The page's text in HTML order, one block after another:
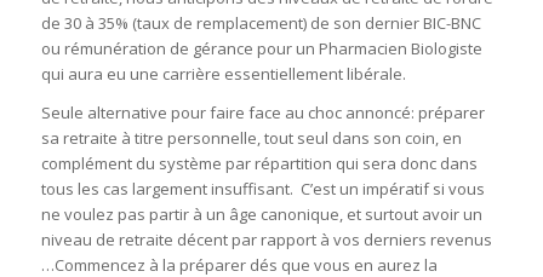
de 30 à 35% (taux de remplacement) de son dernier BIC-BNC
ou rémunération de gérance pour un Pharmacien Biologiste
qui aura eu une carrière essentiellement libérale.
Seule alternative pour faire face au choc annoncé: préparer
sa retraite à titre personnelle, tout seul dans son coin, en
complément du système par répartition qui sera donc dans
tous les cas largement insuffisant. C’est un impératif si vous
ne voulez pas partir à un âge canonique, et surtout avoir un
niveau de retraite décent par rapport à vos derniers revenus
…Commencez à la préparer dés que vous en aurez la